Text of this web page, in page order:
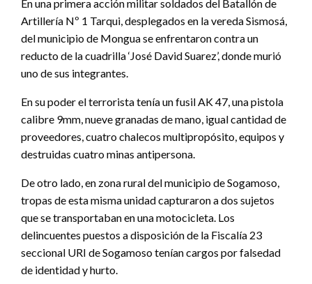
En una primera acción militar soldados del Batallón de
Artillería Nº 1 Tarqui, desplegados en la vereda Sismosá,
del municipio de Mongua se enfrentaron contra un
reducto de la cuadrilla ‘José David Suarez’, donde murió
uno de sus integrantes.
En su poder el terrorista tenía un fusil AK 47, una pistola
calibre 9mm, nueve granadas de mano, igual cantidad de
proveedores, cuatro chalecos multipropósito, equipos y
destruidas cuatro minas antipersona.
De otro lado, en zona rural del municipio de Sogamoso,
tropas de esta misma unidad capturaron a dos sujetos
que se transportaban en una motocicleta. Los
delincuentes puestos a disposición de la Fiscalía 23
seccional URI de Sogamoso tenían cargos por falsedad
de identidad y hurto.